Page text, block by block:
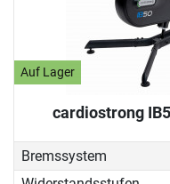
Auf Lager
cardiostrong
Bremssystem